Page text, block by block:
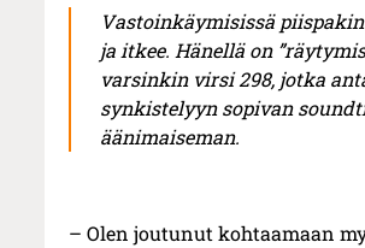
Vastoinkäymisissä
ja itkee. Hänellä on
varsinkin virsi 298, jotka
synkistelyyn sopivan
äänimaiseman.
– Olen joutunut kohtaamaan